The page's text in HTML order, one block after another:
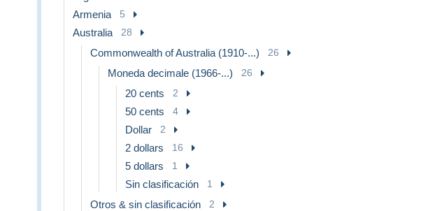
Armenia 5
Australia 28
Commonwealth of Australia (1910-...) 26
Moneda decimale (1966-...) 26
20 cents 2
50 cents 4
Dollar 2
2 dollars 16
5 dollars 1
Sin clasificación 1
Otros & sin clasificación 2